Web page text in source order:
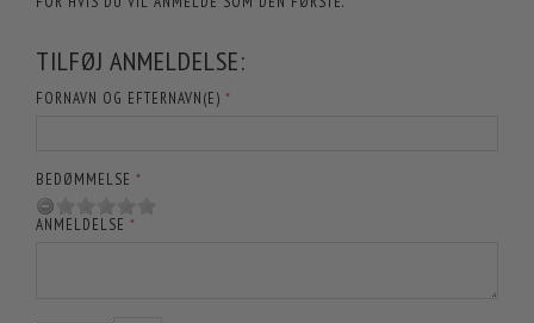
TILFØJ ANMELDELSE:
FORNAVN OG EFTERNAVN(E)
BEDØMMELSE
ANMELDELSE